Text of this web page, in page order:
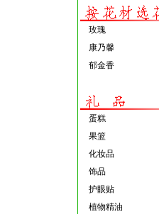
玫瑰
康乃馨
郁金香
蛋糕
果篮
化妆品
饰品
护眼贴
植物精油